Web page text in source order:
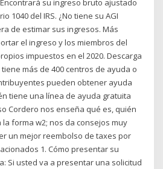
su ingreso bruto ajustado
1040 del IRS. ¿No tiene su AGI
de estimar sus ingresos. Más
el ingreso y los miembros del
impuestos en el 2020. Descarga
tiene más de 400 centros de ayuda o
pueden obtener ayuda
tiene una línea de ayuda gratuita
Cordero nos enseña qué es, quién
forma w2; nos da consejos muy
un mejor reembolso de taxes por
1. Cómo presentar su
Si usted va a presentar una solicitud